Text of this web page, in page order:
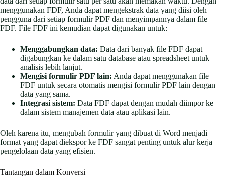
menggunakan FDF, Anda dapat mengekstrak data yang diisi oleh
pengguna dari setiap formulir PDF dan menyimpannya dalam file
FDF. File FDF ini kemudian dapat digunakan untuk:
Menggabungkan data: Data dari banyak file FDF dapat
digabungkan ke dalam satu database atau spreadsheet untuk
analisis lebih lanjut.
Mengisi formulir PDF lain: Anda dapat menggunakan file
FDF untuk secara otomatis mengisi formulir PDF lain dengan
data yang sama.
Integrasi sistem: Data FDF dapat dengan mudah diimpor ke
dalam sistem manajemen data atau aplikasi lain.
Oleh karena itu, mengubah formulir yang dibuat di Word menjadi
format yang dapat diekspor ke FDF sangat penting untuk alur kerja
pengelolaan data yang efisien.
Tantangan dalam Konversi